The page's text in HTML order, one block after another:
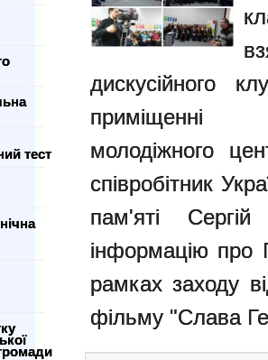
тест
дискусійного
приміщенні
молодіжного
співробітник
пам'яті
інформацію про
рамках заходу
фільму "Слава